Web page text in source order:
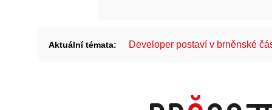
Aktuální témata: Developer postaví v brněnské